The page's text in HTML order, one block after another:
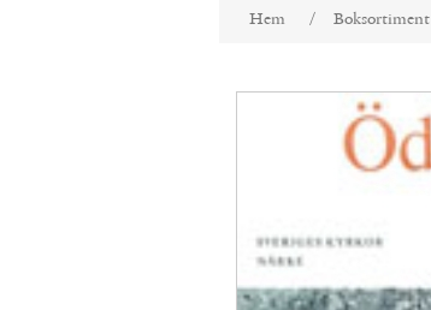
Hem / Boksortiment